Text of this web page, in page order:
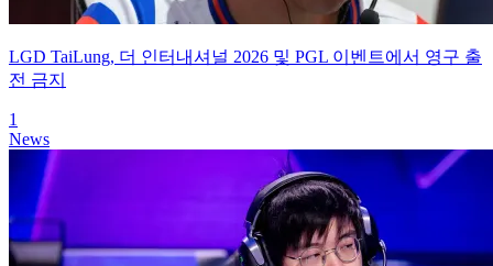
LGD TaiLung, 더 인터내셔널 2026 및 PGL 이벤트에서 영구 출
전 금지
1
News